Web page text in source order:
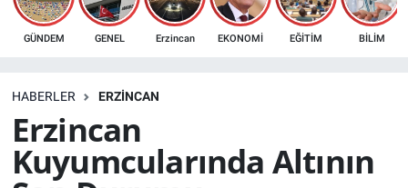
GÜNDEM GENEL Erzincan EKONOMİ EĞİTİM BİLİM
HABERLER ERZINCAN
Erzincan
Kuyumcularında Altının
SAĞLIK
EKONOMİ
Bilim, teknoloji